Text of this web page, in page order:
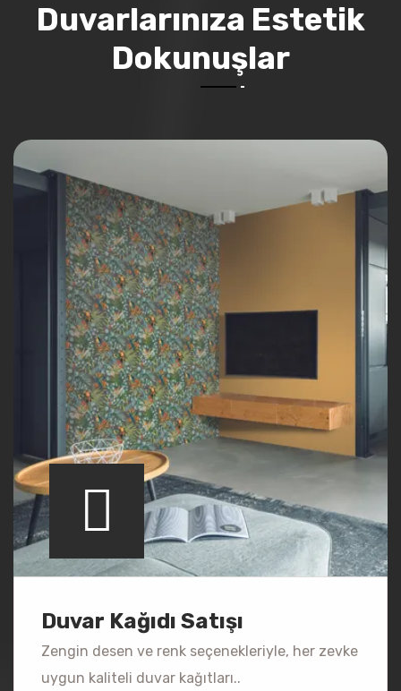
Duvarlarınıza Estetik
Dokunuşlar
Duvar Kağıdı Satışı
Zengin desen ve renk seçenekleriyle, her zevke
uygun kaliteli duvar kağıtları..